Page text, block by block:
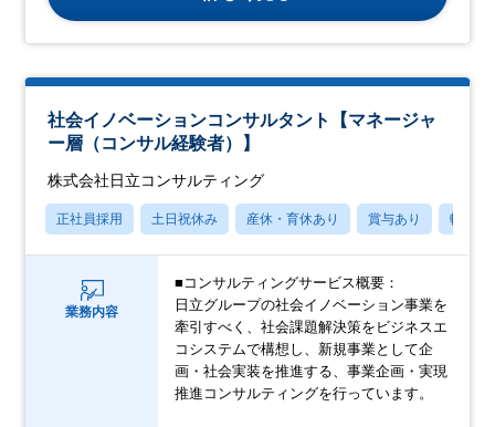
社会イノベーションコンサルタント【マネージャ
ー層（コンサル経験者）】
株式会社日立コンサルティング
正社員採用 土日祝休み 産休・育休あり 賞与あり 転勤な
業務内容
■コンサルティングサービス概要：
日立グループの社会イノベーション事業を
牽引すべく、社会課題解決策をビジネスエ
コシステムで構想し、新規事業として企
画・社会実装を推進する、事業企画・実現
推進コンサルティングを行っています。